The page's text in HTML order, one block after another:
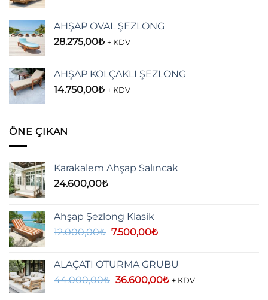
AHŞAP OVAL ŞEZLONG
28.275,00₺ + KDV
AHŞAP KOLÇAKLI ŞEZLONG
14.750,00₺ + KDV
ÖNE ÇIKAN
Karakalem Ahşap Salıncak
24.600,00₺
Ahşap Şezlong Klasik
12.000,00₺ Orijinal
7.500,00₺Şu
7.500,00₺.
ALAÇATI OTURMA GRUBU
44.000,00₺ Orijinal
36.600,00₺Şu
+ KDV